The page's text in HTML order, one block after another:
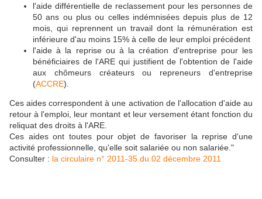
l'aide différentielle de reclassement pour les personnes de
50 ans ou plus ou celles indémnisées depuis plus de 12
mois, qui reprennent un travail dont la rémunération est
inférieure d'au moins 15% à celle de leur emploi précédent
l'aide à la reprise ou à la création d'entreprise pour les
bénéficiaires de l'ARE qui justifient de l'obtention de l'aide
aux chômeurs créateurs ou repreneurs d'entreprise
(ACCRE).
Ces aides correspondent à une activation de l'allocation d'aide au
retour à l'emploi, leur montant et leur versement étant fonction du
reliquat des droits à l'ARE.
Ces aides ont toutes pour objet de favoriser la reprise d'une
activité professionnelle, qu'elle soit salariée ou non salariée."
Consulter : la circulaire n° 2011-35 du 02 décembre 2011